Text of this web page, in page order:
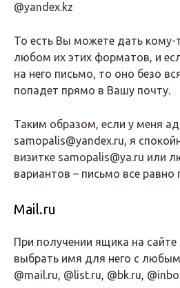
@yandex.kz
То есть Вы можете дать кому-
любом их этих форматов, и
на него письмо, то оно безо
попадет прямо в Вашу почту.
Таким образом, если у меня
samopalis@yandex.ru, я
визитке samopalis@ya.ru или
вариантов – письмо все равно
Mail.ru
При получении ящика на сайте
выбрать имя для него с
@mail.ru, @list.ru, @bk.ru,